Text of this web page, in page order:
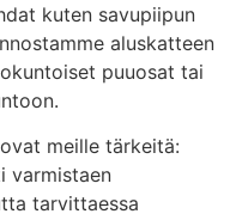
kuten savupiipun
aluskatteen
puuosat tai
meille tärkeitä:
varmistaen
tarvittaessa